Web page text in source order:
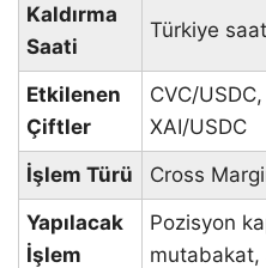
Kaldırma
Saati
Türkiye
Etkilenen
Çiftler
CVC/
XAI/USDC
İşlem Türü
Cross
Yapılacak
İşlem
Pozisyon
mutabakat,